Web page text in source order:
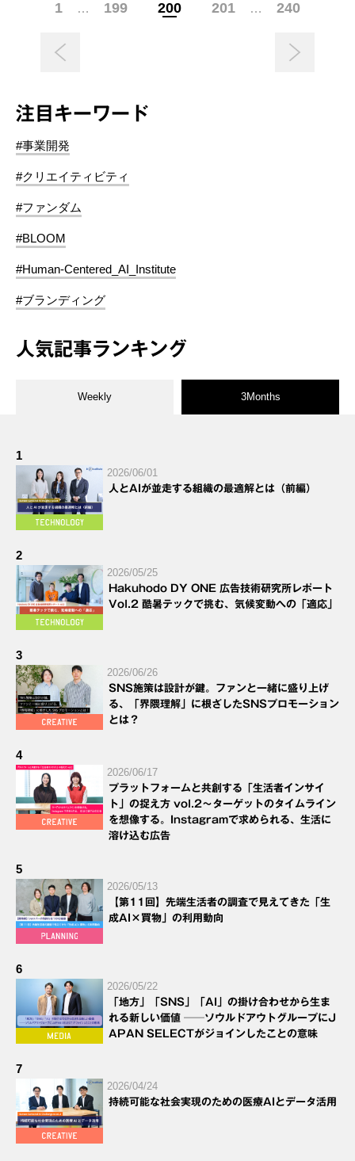
1 … 199 200 201 … 240
注目キーワード
#事業開発
#クリエイティビティ
#ファンダム
#BLOOM
#Human-Centered_AI_Institute
#ブランディング
人気記事ランキング
Weekly 3Months
1
2026/06/01
人とAIが並走する組織の最適解とは（前編）
2
2026/05/25
Hakuhodo DY ONE 広告技術研究所レポート
Vol.2 酷暑テックで挑む、気候変動への「適応」
3
2026/06/26
SNS施策は設計が鍵。ファンと一緒に盛り上げ
る、「界隈理解」に根ざしたSNSプロモーション
とは？
4
2026/06/17
プラットフォームと共創する「生活者インサイ
ト」の捉え方 vol.2～ターゲットのタイムライン
を想像する。Instagramで求められる、生活に
溶け込む広告
5
2026/05/13
【第11回】先端生活者の調査で見えてきた「生
成AI×買物」の利用動向
6
2026/05/22
「地方」「SNS」「AI」の掛け合わせから生ま
れる新しい価値 ──ソウルドアウトグループにJ
APAN SELECTがジョインしたことの意味
7
2026/04/24
持続可能な社会実現のための医療AIとデータ活用